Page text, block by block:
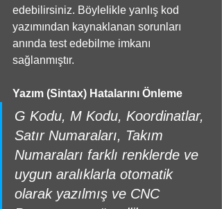
edebilirsiniz. Böylelikle yanlış kod
yazımından kaynaklanan sorunları
anında test edebilme imkanı
sağlanmıştır.
Yazım (Sintax) Hatalarını Önleme
G Kodu, M Kodu, Koordinatlar,
Satır Numaraları, Takım
Numaraları farklı renklerde ve
uygun aralıklarla otomatik
olarak yazılmış ve CNC